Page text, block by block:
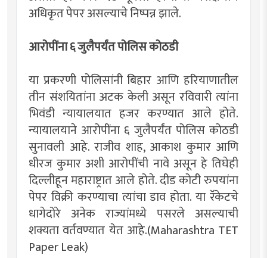
अधिकृत पेपर असल्याचे निष्पन्न झाले.
आरोपींना ६ जुलैपर्यंत पोलिस कोठडी
या प्रकरणी पोलिसांनी बिहार आणि हरियाणातील
तीन संशयितांना अटक केली असून रविवारी त्यांना
भिवंडी न्यायालयात हजर करण्यात आले होते.
न्यायालयाने आरोपींना ६ जुलैपर्यंत पोलिस कोठडी
सुनावली आहे. राजीव शाह, आकाश कुमार आणि
धीरज कुमार अशी आरोपींची नावे असून हे तिघेही
दिल्लीहून महाराष्ट्रात आले होते. दीड कोटी रुपयांना
पेपर विक्री करण्याचा त्यांचा डाव होता. या रॅकेटचे
धागेदोरे अनेक राज्यांमध्ये पसरले असल्याची
शक्यता वर्तवण्यात येत आहे.(Maharashtra TET
Paper Leak)